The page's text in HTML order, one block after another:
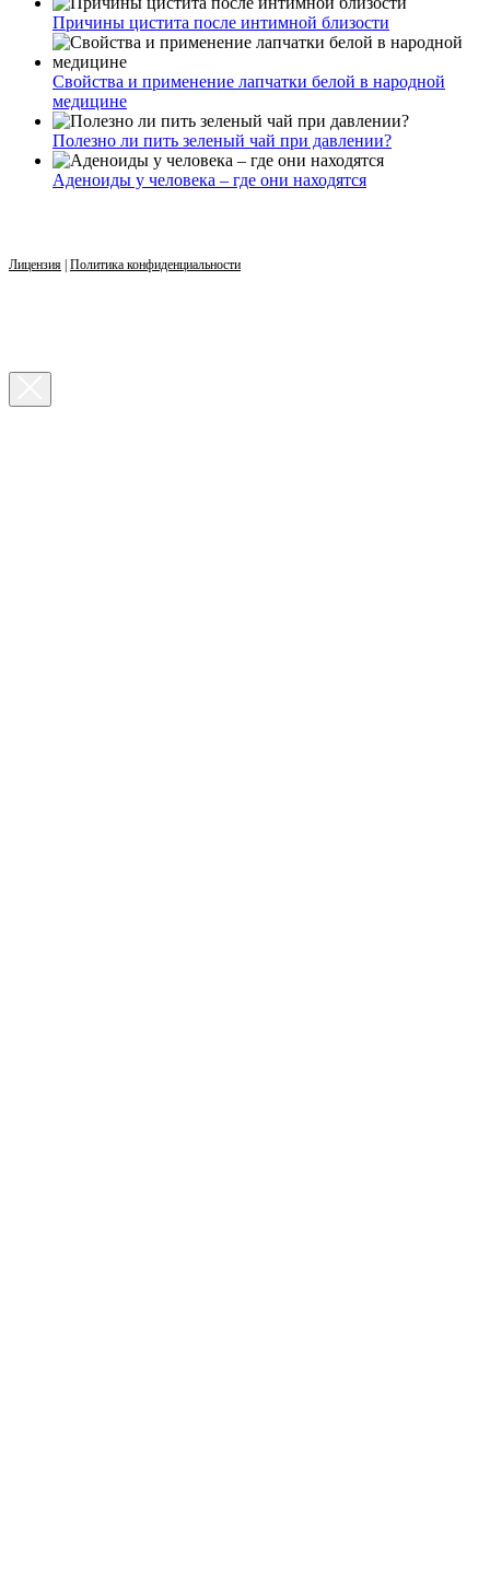
Причины цистита после интимной близости
Свойства и применение лапчатки белой в народной
медицине
Полезно ли пить зеленый чай при давлении?
Аденоиды у человека – где они находятся
Лицензия Политика конфиденциальности